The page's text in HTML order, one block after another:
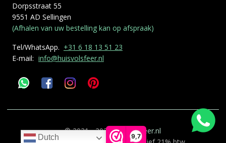
9,7
Dorpsstraat 55
9551 AD Sellingen
(Afhalen van uw bestelling kan op afspraak)
Tel/WhatsApp. +31 6 18 13 51 23
E-mail: info@huisvolsfeer.nl
© 2021 - 2026Huisvolsfeer.nl
Dutch